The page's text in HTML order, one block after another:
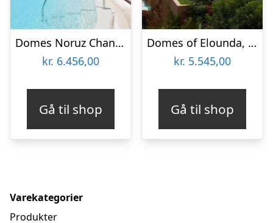
Domes Noruz Chania, Autograph Collection – voksenhotel
kr. 6.456,00
Gå til shop
Domes of Elounda, Autograph Collection
kr. 5.545,00
Gå til shop
Varekategorier
Produkter